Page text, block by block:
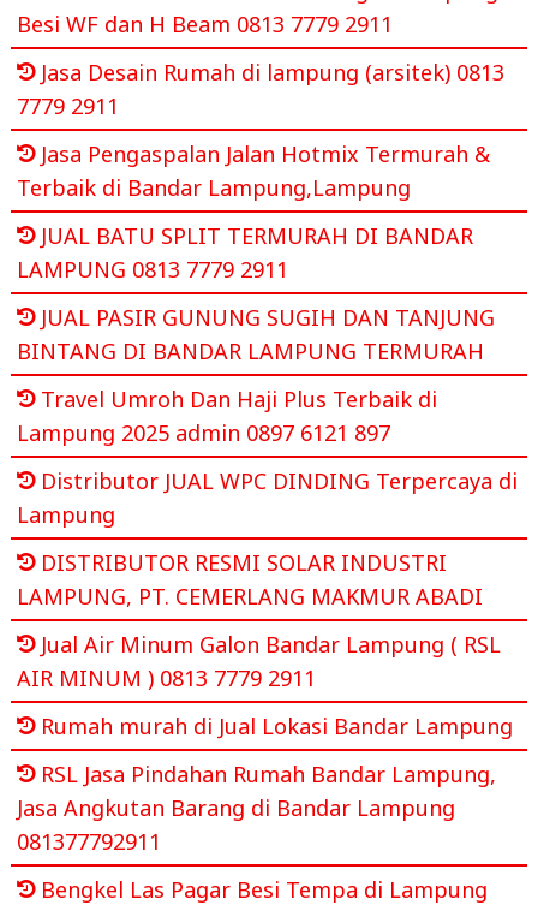
Besi WF dan H Beam 0813 7779 2911
Jasa Desain Rumah di lampung (arsitek) 0813
7779 2911
Jasa Pengaspalan Jalan Hotmix Termurah &
Terbaik di Bandar Lampung,Lampung
JUAL BATU SPLIT TERMURAH DI BANDAR
LAMPUNG 0813 7779 2911
JUAL PASIR GUNUNG SUGIH DAN TANJUNG
BINTANG DI BANDAR LAMPUNG TERMURAH
Travel Umroh Dan Haji Plus Terbaik di
Lampung 2025 admin 0897 6121 897
Distributor JUAL WPC DINDING Terpercaya di
Lampung
DISTRIBUTOR RESMI SOLAR INDUSTRI
LAMPUNG, PT. CEMERLANG MAKMUR ABADI
Jual Air Minum Galon Bandar Lampung ( RSL
AIR MINUM ) 0813 7779 2911
Rumah murah di Jual Lokasi Bandar Lampung
RSL Jasa Pindahan Rumah Bandar Lampung,
Jasa Angkutan Barang di Bandar Lampung
081377792911
Bengkel Las Pagar Besi Tempa di Lampung